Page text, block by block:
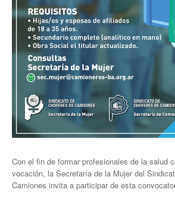
Galería de videos
Videos de prevención
Noticias de Delegaciones y Seccionales
Memoria histórica
Notas
Novedades
Noticias Fiscalización
Buscar
Con el fin de formar profesionales de la salud
vocación, la Secretaría de la Mujer del
Camiones invita a participar de esta